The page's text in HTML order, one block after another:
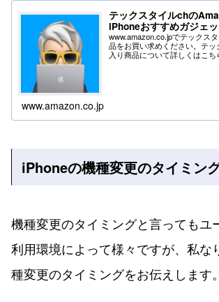
テックスタイルchの
iPhoneおすすめガジェッ
www.amazon.co.jpでテックス
品をお買い求めください。テ
入り商品について詳しくはこち
www.amazon.co.jp
iPhoneの機種変更のタイミン
機種変更のタイミングと言ってもユ
利用環境によって様々ですが、私な
種変更のタイミングをお伝えします。